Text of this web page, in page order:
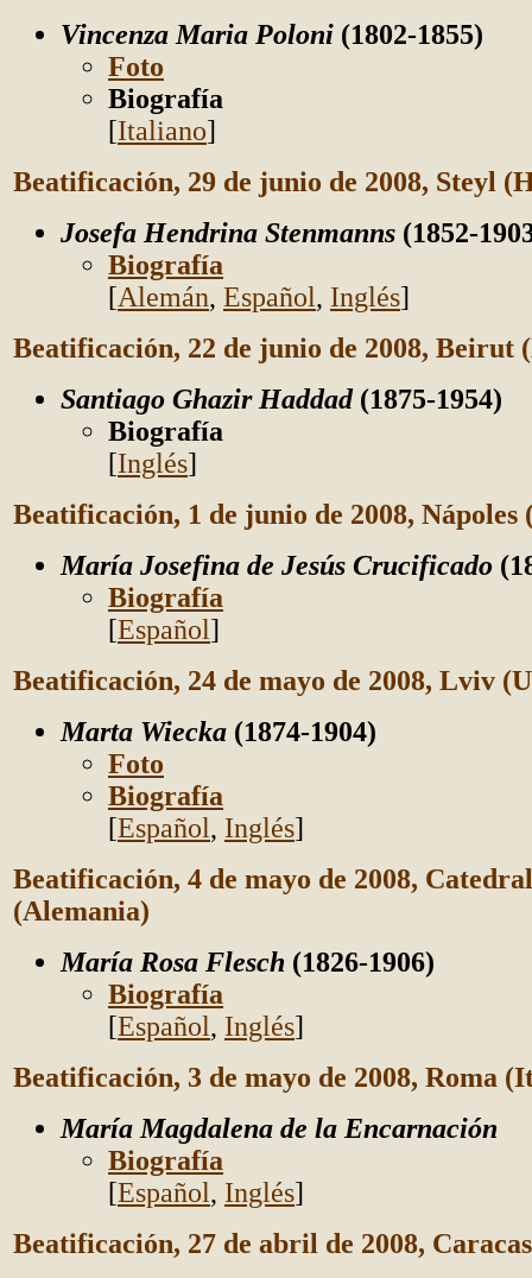
Vincenza Maria Poloni (1802-1855)
Foto
Biografía
[Italiano]
Beatificación, 29 de junio de 2008, Steyl
Josefa Hendrina Stenmanns (1852-
Biografía
[Alemán, Español, Inglés]
Beatificación, 22 de junio de 2008, Beirut
Santiago Ghazir Haddad (1875-1954)
Biografía
[Inglés]
Beatificación, 1 de junio de 2008,
María Josefina de Jesús Crucificado
Biografía
[Español]
Beatificación, 24 de mayo de 2008, Lviv
Marta Wiecka (1874-1904)
Foto
Biografía
[Español, Inglés]
Beatificación, 4 de mayo de 2008,
(Alemania)
María Rosa Flesch (1826-1906)
Biografía
[Español, Inglés]
Beatificación, 3 de mayo de 2008, Roma
María Magdalena de la Encarnación
Biografía
[Español, Inglés]
Beatificación, 27 de abril de 2008,